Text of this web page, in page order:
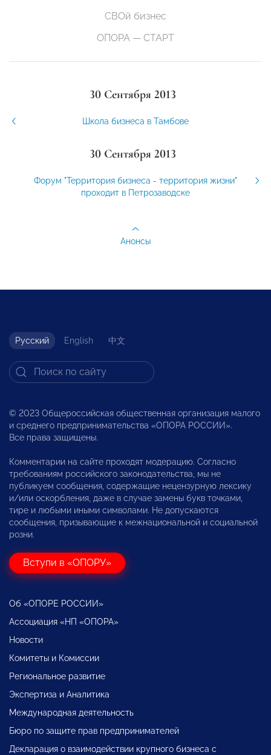
СВОй бизнес
ОПОРА — СТАРТ
30 Сентября 2013
Школа бизнеса в Тамбове
30 Сентября 2013
Форум "Территория бизнеса - территория жизни"
проходит в Петрозаводске
Анонсы
Русский English 中文
© 2023 Общероссийская общественная организация малого
и среднего предпринимательства «ОПОРА РОССИИ».
Все права защищены.
Комментарии на сайте проходят модерацию. Согласно
требованиям российского законодательства, мы не
публикуем сообщения, содержащие нецензурную лексику
и/или оскорбления, даже в случае замены букв точками,
тире и любыми иными символами. Не допускаются
сообщения, призывающие к межнациональной и социальной
розни.
Вступи в «ОПОРУ»
Об «ОПОРЕ РОССИИ»
Ассоциация «НП «ОПОРА»
Новости
Комитеты и Комиссии
Региональное развитие
Экспертиза и Аналитика
Международная деятельность
Бюро по защите прав предпринимателей
Декларация о взаимодействии крупного бизнеса с